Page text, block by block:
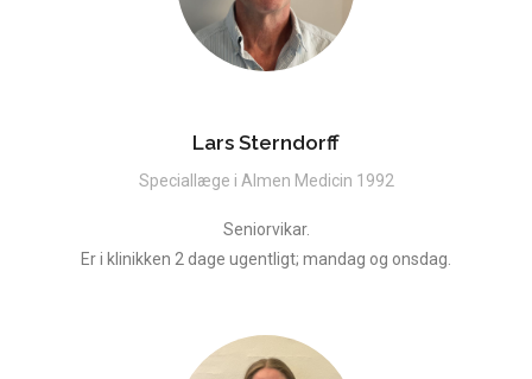
Lars Sterndorff
Speciallæge i Almen Medicin 1992
Seniorvikar.
Er i klinikken 2 dage ugentligt; mandag og onsdag.